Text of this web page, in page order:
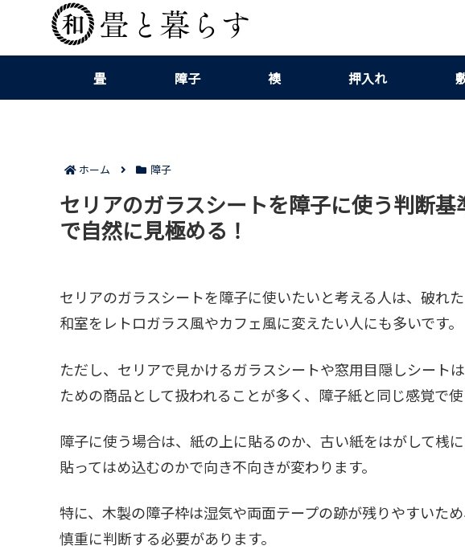
畳 障子 襖 押入れ
ホーム 障子
セリアのガラスシートを障子に使う判断
で自然に見極める！
セリアのガラスシートを障子に使いたいと考える人は、破れ
和室をレトロガラス風やカフェ風に変えたい人にも多いです。
ただし、セリアで見かけるガラスシートや窓用目隠しシート
ための商品として扱われることが多く、障子紙と同じ感覚で
障子に使う場合は、紙の上に貼るのか、古い紙をはがして桟
貼ってはめ込むのかで向き不向きが変わります。
特に、木製の障子枠は湿気や両面テープの跡が残りやすいた
慎重に判断する必要があります。